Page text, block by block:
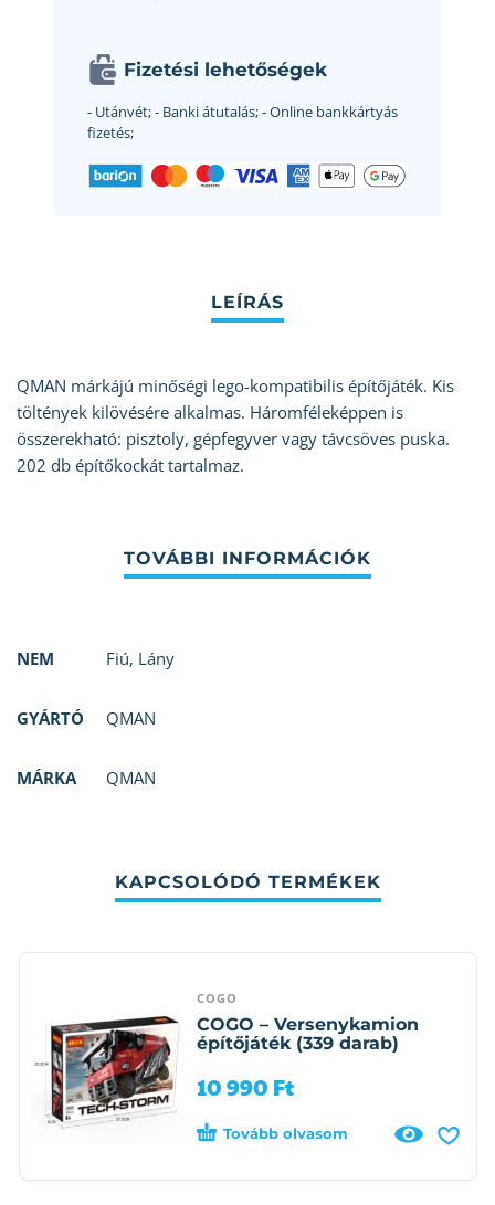
Fizetési lehetőségek
- Utánvét;- Banki átutalás;- Online bankkártyás
fizetés;
QMAN márkájú minőségi lego-kompatibilis építőjáték. Kis
töltények kilövésére alkalmas. Háromféleképpen is
összerekható: pisztoly, gépfegyver vagy távcsöves puska.
202 db építőkockát tartalmaz.
NEM Fiú, Lány
GYÁRTÓ QMAN
MÁRKA QMAN
KAPCSOLÓDÓ TERMÉKEK
COGO
COGO – Versenykamion
építőjáték (339 darab)
10 990 Ft
Tovább olvasom